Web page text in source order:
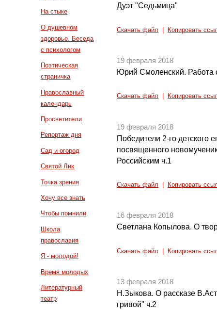
На стыке
О душевном
здоровье. Беседа
с психологом
Поэтическая
страничка
Православный
календарь
Просветители
Репортаж дня
Сад и огород
Святой Лик
Точка зрения
Хочу все знать
Чтобы помнили
Школа
православия
Я - молодой!
Время молодых
Литературный
театр
Дуэт "Седьмица"
Скачать файл Копировать
19 февраля 2018
Юрий Смоленский. Работа
Скачать файл Копировать
19 февраля 2018
Победители 2-го детского
посвященного
Российским ч.1
Скачать файл Копировать
16 февраля 2018
Светлана Копылова. О
Скачать файл Копировать
13 февраля 2018
Н.Зыкова. О рассказе
гривой" ч.2